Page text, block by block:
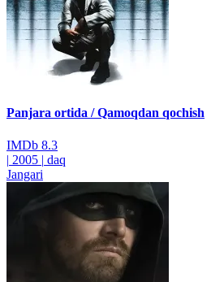
Panjara ortida / Qamoqdan qochish
IMDb 8.3
| 2005 | daq
Jangari